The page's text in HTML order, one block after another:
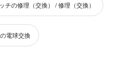
の修理（交換） / 修理（交換）
電球交換